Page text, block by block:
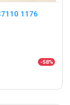
1176
-58%